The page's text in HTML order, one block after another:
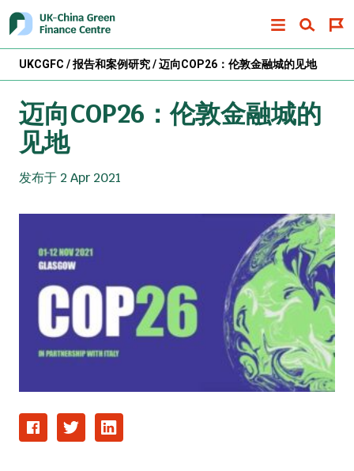
UKCGFC /报告和案例研究/迈向COP26：伦敦金融城的见地
迈向COP26：伦敦金融城的
见地
发布于 2 Apr 2021